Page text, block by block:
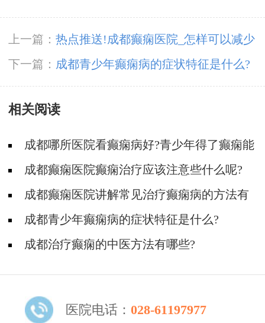
上一篇： 热点推送!成都癫痫医院_怎样可以减少
癫痫发作?
下一篇： 成都青少年癫痫病的症状特征是什么?
相关阅读
成都哪所医院看癫痫病好?青少年得了癫痫能
治吗?成都癫痫医院癫痫治疗应该注意些什么呢?
成都癫痫医院讲解常见治疗癫痫病的方法有
哪些?成都青少年癫痫病的症状特征是什么?
成都治疗癫痫的中医方法有哪些?
医院电话： 028-61197977